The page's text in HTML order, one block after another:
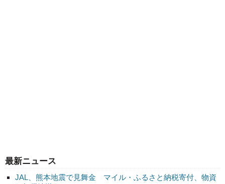
最新ニュース
JAL、熊本地震で見舞金 マイル・ふるさと納税寄付、物資